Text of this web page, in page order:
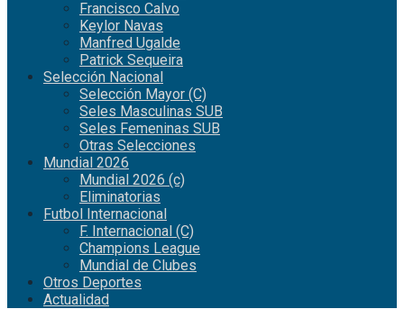
Francisco Calvo
Keylor Navas
Manfred Ugalde
Patrick Sequeira
Selección Nacional
Selección Mayor (C)
Seles Masculinas SUB
Seles Femeninas SUB
Otras Selecciones
Mundial 2026
Mundial 2026 (c)
Eliminatorias
Futbol Internacional
F. Internacional (C)
Champions League
Mundial de Clubes
Otros Deportes
Actualidad